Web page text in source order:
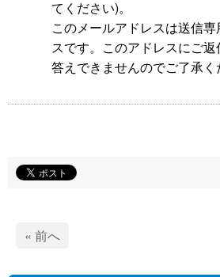
てください)。
このメールアドレスは送信
スです。このアドレスにご
答えできませんのでご了承く
« 前へ